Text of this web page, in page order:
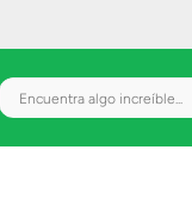
Encuentra algo